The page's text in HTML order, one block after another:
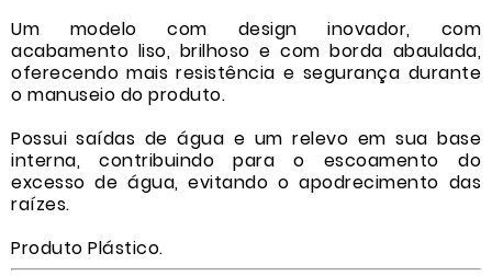
Um modelo com design inovador, com
acabamento liso, brilhoso e com borda abaulada,
oferecendo mais resistência e segurança durante
o manuseio do produto.
Possui saídas de água e um relevo em sua base
interna, contribuindo para o escoamento do
excesso de água, evitando o apodrecimento das
raízes.
Produto Plástico.